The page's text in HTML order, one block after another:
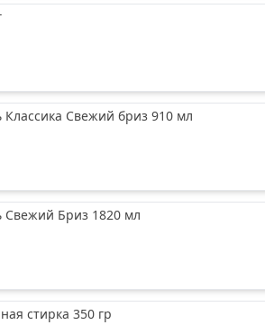
Свежий бриз 910 мл
Свежий Бриз 1820 мл
стирка 350 гр